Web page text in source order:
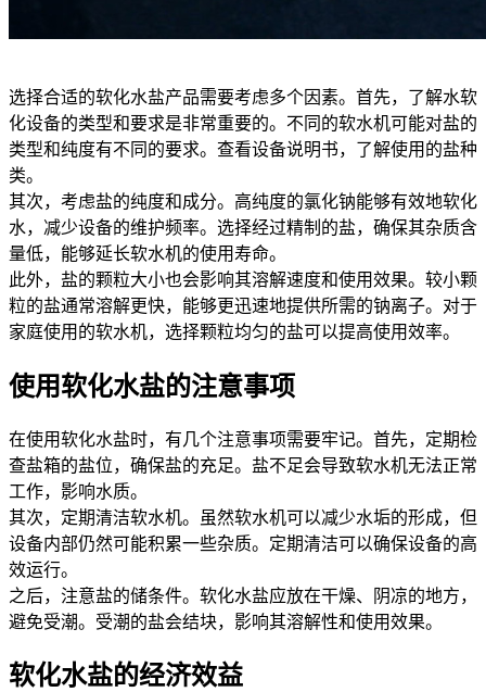
选择合适的软化水盐产品需要考虑多个因素。首先，了解水软
化设备的类型和要求是非常重要的。不同的软水机可能对盐的
类型和纯度有不同的要求。查看设备说明书，了解使用的盐种
类。
其次，考虑盐的纯度和成分。高纯度的氯化钠能够有效地软化
水，减少设备的维护频率。选择经过精制的盐，确保其杂质含
量低，能够延长软水机的使用寿命。
此外，盐的颗粒大小也会影响其溶解速度和使用效果。较小颗
粒的盐通常溶解更快，能够更迅速地提供所需的钠离子。对于
家庭使用的软水机，选择颗粒均匀的盐可以提高使用效率。
使用软化水盐的注意事项
在使用软化水盐时，有几个注意事项需要牢记。首先，定期检
查盐箱的盐位，确保盐的充足。盐不足会导致软水机无法正常
工作，影响水质。
其次，定期清洁软水机。虽然软水机可以减少水垢的形成，但
设备内部仍然可能积累一些杂质。定期清洁可以确保设备的高
效运行。
之后，注意盐的储条件。软化水盐应放在干燥、阴凉的地方，
避免受潮。受潮的盐会结块，影响其溶解性和使用效果。
软化水盐的经济效益